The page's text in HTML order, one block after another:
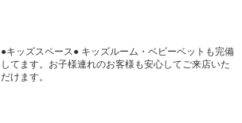
●キッズスペース● キッズルーム・ベビーベットも完備
してます。お子様連れのお客様も安心してご来店いた
だけます。